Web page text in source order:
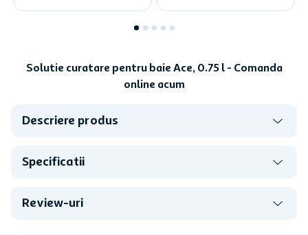
Solutie curatare pentru baie Ace, 0.75 l - Comanda
online acum
Descriere produs
Specificatii
Review-uri